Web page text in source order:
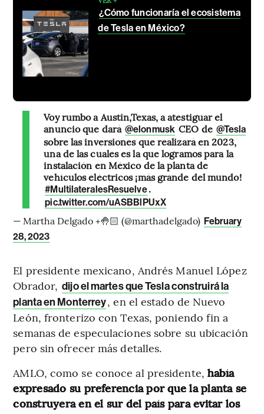
¿Cómo funcionaría el ecosistema
de Tesla en México?
Voy rumbo a Austin,Texas, a atestiguar el
anuncio que dará @elonmusk CEO de @Tesla
sobre las inversiones que realizará en 2023,
una de las cuales es la que logramos para la
instalación en México de la planta de
vehículos eléctricos ¡más grande del mundo!
#MultilateralesResuelve.
pic.twitter.com/uASBBlPUxX
— Martha Delgado +🤚🏻 (@marthadelgado) February
28, 2023
El presidente mexicano, Andrés Manuel López
Obrador, dijo el martes que Tesla construirá la
planta en Monterrey, en el estado de Nuevo
León, fronterizo con Texas, poniendo fin a
semanas de especulaciones sobre su ubicación
pero sin ofrecer más detalles.
AMLO, como se conoce al presidente, había
expresado su preferencia por que la planta se
construyera en el sur del país para evitar los